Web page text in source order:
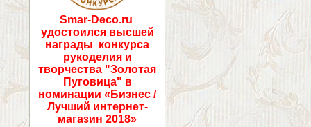
Smar-Deco.ru
удостоился высшей
награды конкурса
рукоделия и
творчества "Золотая
Пуговица" в
номинации «Бизнес /
Лучший интернет-
магазин 2018»